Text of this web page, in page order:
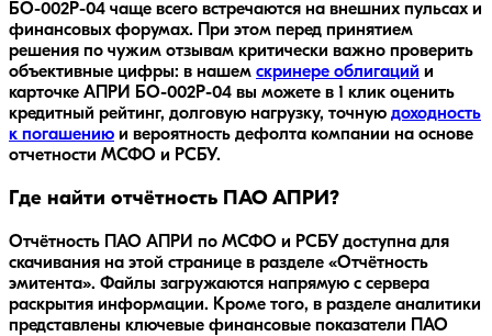
БО-002Р-04 чаще всего встречаются на внешних пульсах и
финансовых форумах. При этом перед принятием
решения по чужим отзывам критически важно проверить
объективные цифры: в нашем скринере облигаций и
карточке АПРИ БО-002Р-04 вы можете в 1 клик оценить
кредитный рейтинг, долговую нагрузку, точную доходность
к погашению и вероятность дефолта компании на основе
отчетности МСФО и РСБУ.
Где найти отчётность ПАО АПРИ?
Отчётность ПАО АПРИ по МСФО и РСБУ доступна для
скачивания на этой странице в разделе «Отчётность
эмитента». Файлы загружаются напрямую с сервера
раскрытия информации. Кроме того, в разделе аналитики
представлены ключевые финансовые показатели ПАО